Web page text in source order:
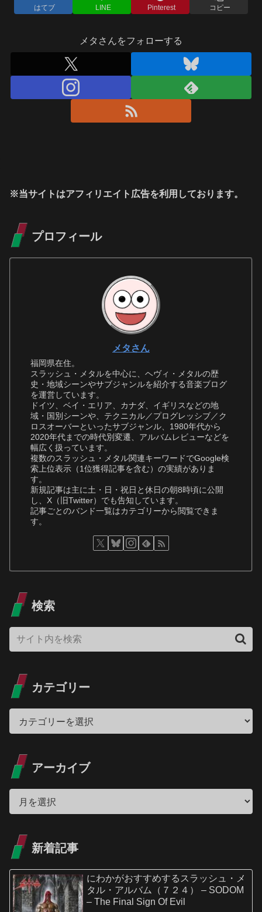
はてブ LINE Pinterest コピー
メタさんをフォローする
※当サイトはアフィリエイト広告を利用しております。
プロフィール
メタさん
福岡県在住。
スラッシュ・メタルを中心に、ヘヴィ・メタルの歴
史・地域シーンやサブジャンルを紹介する音楽ブログ
を運営しています。
ドイツ、ベイ・エリア、カナダ、イギリスなどの地
域・国別シーンや、テクニカル／プログレッシブ／ク
ロスオーバーといったサブジャンル、1980年代から
2020年代までの時代別変遷、アルバムレビューなどを
幅広く扱っています。
複数のスラッシュ・メタル関連キーワードでGoogle検
索上位表示（1位獲得記事を含む）の実績がありま
す。
新規記事は主に土・日・祝日と休日の朝8時頃に公開
し、X（旧Twitter）でも告知しています。
記事ごとのバンド一覧はカテゴリーから閲覧できま
す。
検索
カテゴリー
アーカイブ
新着記事
にわかがおすすめするスラッシュ・メ
タル・アルバム（７２４） – SODOM
– The Final Sign Of Evil